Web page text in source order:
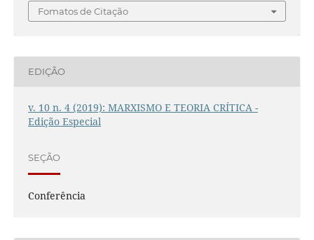
Fomatos de Citação
EDIÇÃO
v. 10 n. 4 (2019): MARXISMO E TEORIA CRÍTICA -
Edição Especial
SEÇÃO
Conferência